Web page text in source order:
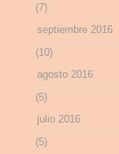
(7)
septiembre 2016
(10)
agosto 2016
(5)
julio 2016
(5)